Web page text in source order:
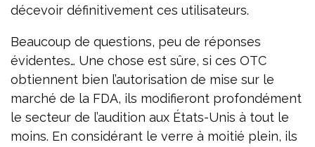
décevoir définitivement ces utilisateurs.
Beaucoup de questions, peu de réponses
évidentes… Une chose est sûre, si ces OTC
obtiennent bien l’autorisation de mise sur le
marché de la FDA, ils modifieront profondément
le secteur de l’audition aux États-Unis à tout le
moins. En considérant le verre à moitié plein, ils